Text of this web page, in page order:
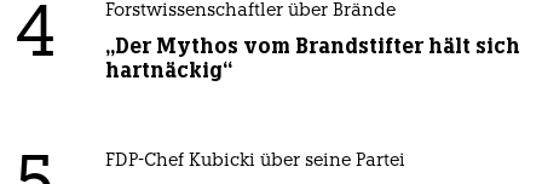
4 Forstwissenschaftler über Brände
„Der Mythos vom Brandstifter hält sich
hartnäckig“
FDP-Chef Kubicki über seine Partei